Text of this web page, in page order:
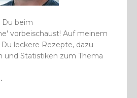
Du beim
vorbeischaust! Auf meinem
leckere Rezepte, dazu
und Statistiken zum Thema